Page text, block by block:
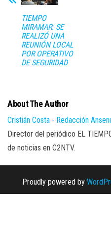
TIEMPO
MIRAMAR: SE
REALIZÓ UNA
REUNIÓN LOCAL
POR OPERATIVO
DE SEGURIDAD
About The Author
Cristián Costa - Redacción
Director del periódico EL
de noticias en C2NTV.
Proudly powered by